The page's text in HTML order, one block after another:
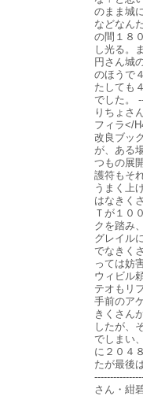
のまま城
などなん
の間１８
し光る。
円さん城
のほうで
たしても
でした。
りちょさ
フィラ</
改良ブッ
が、ある
つもの展
護符もそ
うまく上
はなきく
Ｔが１０
クを踏み
グレイル
でなきく
っては妨
ウィビル
テオもリ
手前のア
きくさん
したが、
でしまい
に２０４
たが最後
さん・紺